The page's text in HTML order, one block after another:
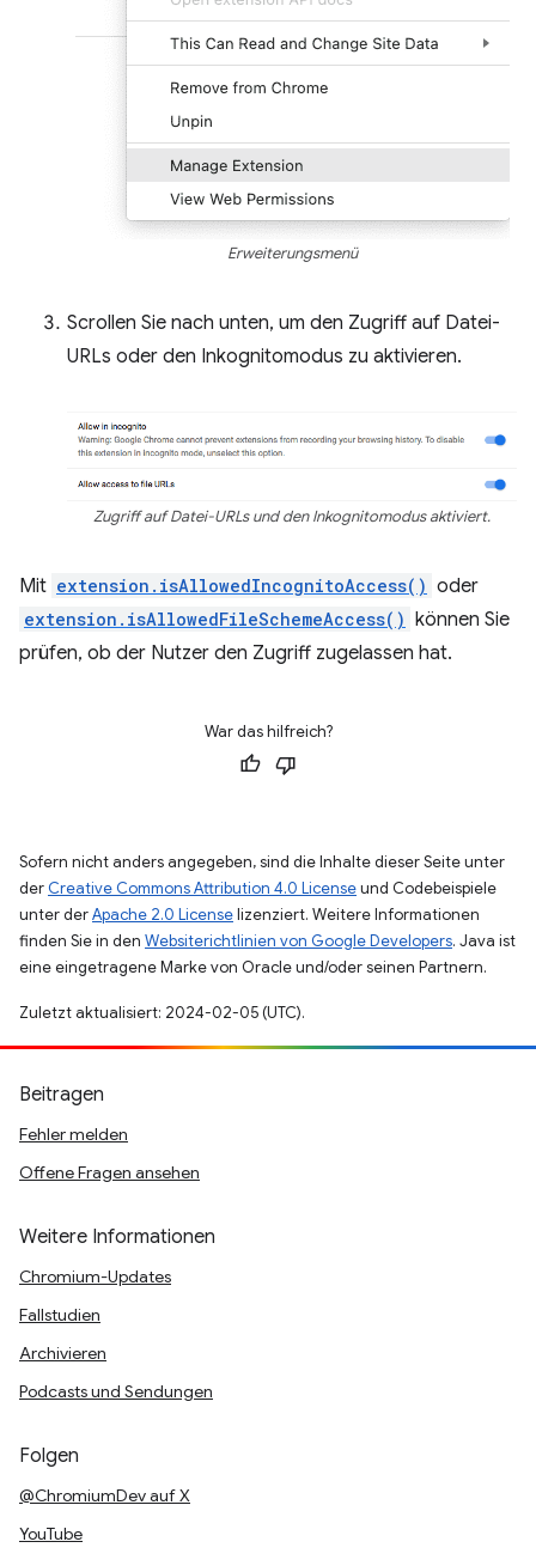
Erweiterungsmenü
Scrollen Sie nach unten, um den Zugriff auf Datei-
URLs oder den Inkognitomodus zu aktivieren.
Zugriff auf Datei-URLs und den Inkognitomodus aktiviert.
Mit extension.isAllowedIncognitoAccess() oder
extension.isAllowedFileSchemeAccess() können Sie
prüfen, ob der Nutzer den Zugriff zugelassen hat.
War das hilfreich?
Sofern nicht anders angegeben, sind die Inhalte dieser Seite unter
der Creative Commons Attribution 4.0 Licenseund Codebeispiele
unter derApache 2.0 Licenselizenziert. Weitere Informationen
finden Sie in den Websiterichtlinien von Google Developers. Java ist
eine eingetragene Marke von Oracle und/oder seinen Partnern.
Zuletzt aktualisiert: 2024-02-05 (UTC).
Beitragen
Fehler melden
Offene Fragen ansehen
Weitere Informationen
Chromium-Updates
Fallstudien
Archivieren
Podcasts und Sendungen
Folgen
@ChromiumDev auf X
YouTube